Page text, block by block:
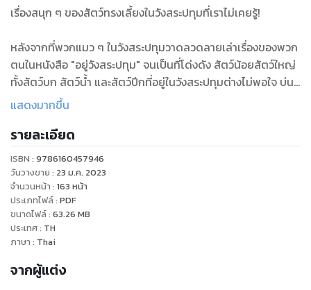
เรื่องสนุก ๆ ของสัตว์ทรงเลี้ยงในวังสระปทุมที่เราไม่เคยรู้!
หลังจากที่พวกแมว ๆ ในวังสระปทุมวาดลวดลายเล่าเรื่องของพวก
ตนในหนังสือ "อยู่วังสระปทุม" จนเป็นที่โด่งดัง สัตว์น้อยสัตว์ใหญ่
ทั้งสัตว์บก สัตว์น้ำ และสัตว์ปีกที่อยู่ในวังสระปทุมต่างไม่พอใจ บ่น
กันขรมที่พวกแมว ๆ เอาหน้าเล่าเรื่องของตน จวนเจียนจะเกิดศึก
สระปทุม 2" ให้โอกาสสัตว์อื่น ๆ ในวังสระปทุม เช่น ปู่ชะโด กระรอก
งูทางมะพร้าว รวมทั้งน้องละมุนละไม สุนัขทรงเลี้ยงน้องใหม่ล่าสุด
ได้มาเล่าเรื่องตามใจตนเองบ้าง แน่นอนว่าที่ขาดมิได้เลยคือพระ
จริยาวัตรของท่านเจ้าของวังสุดรักสุดบูชาของพวกเรา ด้วยงาน
เขียนสไตล์ของคุณ "สุมาลี" ที่เล่าได้สนุกสนานเห็นภาพ แทรกซึม
ด้วยภาษาที่อบอุ่น ชวนอ่าน เมื่อมาประกอบกับภาพวาดสไตล์ "หมา
จ๋า" ที่ตลกขบขัน น่ารัก ๆ แล้ว จึงถือว่าเป็นความกลอมกล่อมที่
แสดงมากขึ้น
รายละเอียด
ISBN : 9786160457946
วันวางขาย : 23 ม.ค. 2023
จำนวนหน้า : 163 หน้า
ประเภทไฟล์: PDF
ขนาดไฟล์: 63.26 MB
ประเทศ: TH
ภาษา : Thai
จากผู้แต่ง